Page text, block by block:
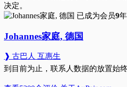
决定。
已成为会员9年
Johannes家庭, 德国
❱ 古巴人 互惠生
到目前为止，联系人数据的放置始终